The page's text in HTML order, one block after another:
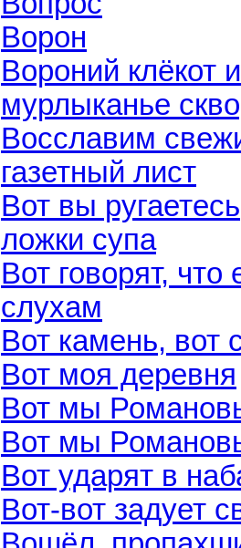
Ворон
Вороний клёкот и
мурлыканье
Восславим
газетный лист
Вот вы
ложки супа
Вот говорят, что
слухам
Вот камень, вот
Вот моя деревня
Вот мы
Вот мы
Вот ударят в
Вот-вот задует